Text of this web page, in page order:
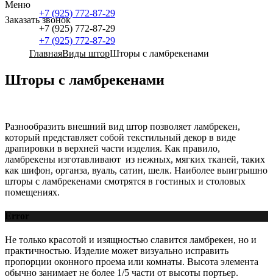
Меню
+7 (925) 772-87-29
Заказать звонок
+7 (925) 772-87-29
+7 (925) 772-87-29
ГлавнаяВиды шторШторы с ламбрекенами
Шторы с ламбрекенами
Разнообразить внешний вид штор позволяет ламбрекен,
который представляет собой текстильный декор в виде
драпировки в верхней части изделия. Как правило,
ламбрекены изготавливают из нежных, мягких тканей, таких
как шифон, органза, вуаль, сатин, шелк. Наиболее выигрышно
шторы с ламбрекенами смотрятся в гостиных и столовых
помещениях.
Error
Не только красотой и изящностью славится ламбрекен, но и
практичностью. Изделие может визуально исправить
пропорции оконного проема или комнаты. Высота элемента
обычно занимает не более 1/5 части от высоты портьер.